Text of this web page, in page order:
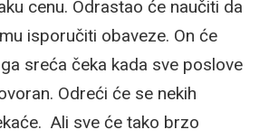
cenu. Odrastao će naučiti da
isporučiti obaveze. On će
sreća čeka kada sve poslove
Odreći će se nekih
Ali sve će tako brzo